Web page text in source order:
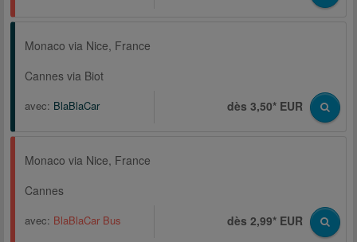
Monaco via Nice, France
Cannes via Biot
avec: BlaBlaCar dès 3,50* EUR
Monaco via Nice, France
Cannes
avec: BlaBlaCar Bus dès 2,99* EUR